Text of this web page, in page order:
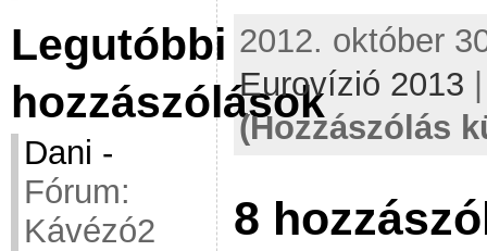
Legutóbbi
hozzászólások
Dani -
Fórum:
Kávézó2
2012. október
Eurovízió 2013
(Hozzászólás
8